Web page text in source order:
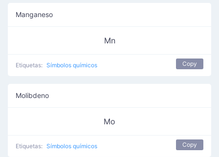
Manganeso
Mn
Etiquetas: Símbolos químicos Copy
Molibdeno
Mo
Etiquetas: Símbolos químicos Copy